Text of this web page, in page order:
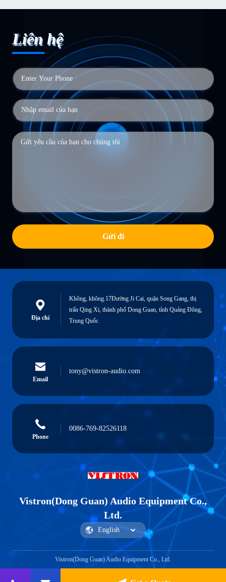
Liên hệ
Gửi đi
Địa chỉ
Không, không.17Đường Ji Cai, quận Song Gang, thị
trấn Qing Xi, thành phố Dong Guan, tỉnh Quảng Đông,
Trung Quốc
Email
tony@vistron-audio.com
Phone
0086-769-82526118
Vistron(Dong Guan) Audio Equipment Co.,
Ltd.
Vistron(Dong Guan) Audio Equipment Co., Ltd.